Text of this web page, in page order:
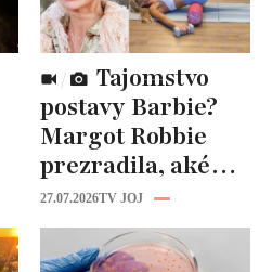
postavy Barbie?
Margot Robbie
prezradila, aké
cviky jej pomohli
spevniť celé telo
27.07.2026TV JOJ